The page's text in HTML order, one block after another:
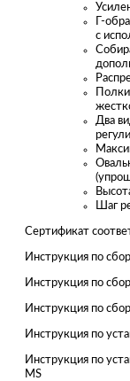
Г-
с
Два
Шаг
Сертификат
Инструкция по
Инструкция по
Инструкция по
Инструкция по
Инструкция по
MS